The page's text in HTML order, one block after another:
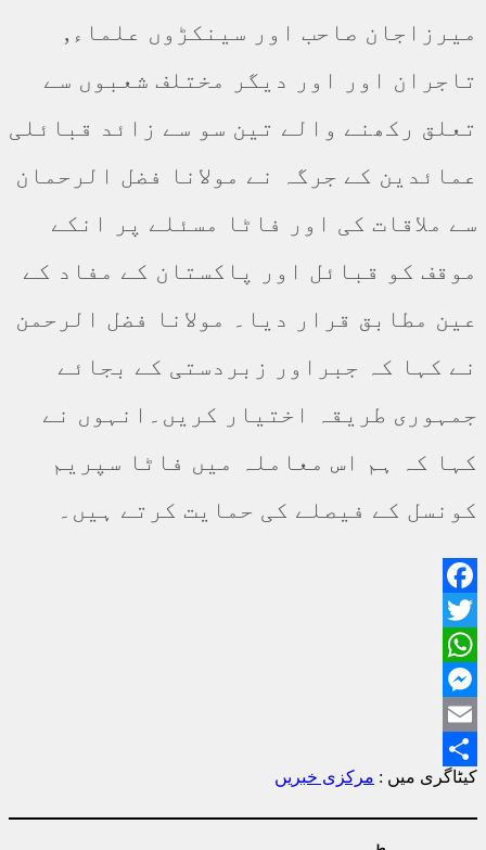
میرزاجان صاحب اور سینکڑوں علماء,
تاجران اور اور دیگر مختلف شعبوں سے
تعلق رکھنے والے تین سو سے زائد قبائلی
عمائدین کے جرگہ نے مولانا فضل الرحمان
سے ملاقات کی اور فاٹا مسئلے پر انکے
موقف کو قبائل اور پاکستان کے مفاد کے
عین مطابق قرار دیا۔ مولانا فضل الرحمن
نے کہا کہ جبراور زبردستی کے بجائے
جمہوری طریقہ اختیار کریں۔انہوں نے
کہا کہ ہم اس معاملہ میں فاٹا سپریم
کونسل کے فیصلے کی حمایت کرتے ہیں۔
Facebook
Twitter
WhatsApp
Messenger
Email
Share
کیٹاگری میں : مرکزی خبریں